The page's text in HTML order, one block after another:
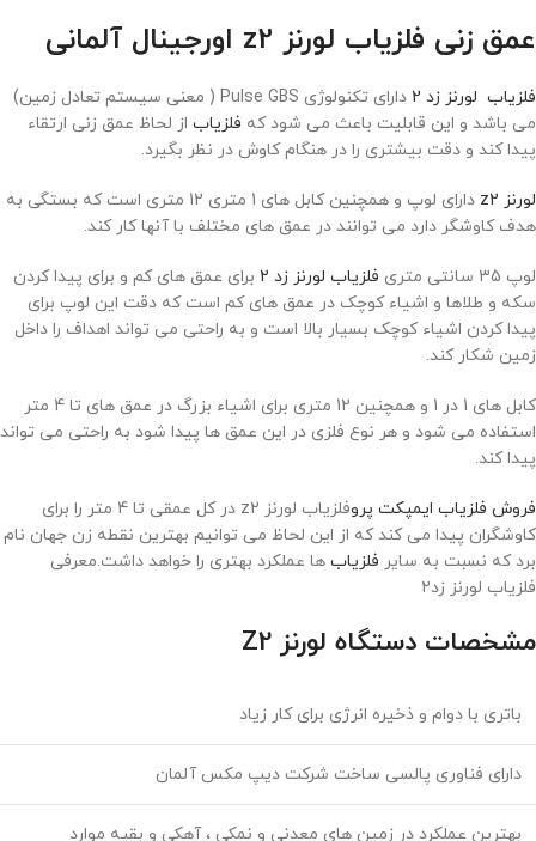
عمق زنی فلزیاب لورنز z2 اورجینال آلمانی
فلزیاب لورنز زد 2
دارای تکنولوژی Pulse GBS ( معنی سیستم تعادل زمین)
می باشد و این قابلیت باعث می شود که فلزیاب از لحاظ عمق زنی ارتقاء
پیدا کند و دقت بیشتری را در هنگام کاوش در نظر بگیرد.
لورنز z2
دارای لوپ و همچنین کابل های 1 متری 12 متری است که بستگی به
هدف کاوشگر دارد می توانند در عمق های مختلف با آنها کار کند.
لوپ 35 سانتی متری فلزیاب لورنز زد 2
برای عمق های کم و برای پیدا کردن
سکه و طلاها و اشیاء کوچک در عمق های کم است که دقت این لوپ برای
پیدا کردن اشیاء کوچک بسیار بالا است و به راحتی می تواند اهداف را داخل
زمین شکار کند.
کابل های 1 در 1 و همچنین 12 متری برای اشیاء بزرگ در عمق های تا 4 متر
استفاده می شود و هر نوع فلزی در این عمق ها پیدا شود به راحتی می تواند
پیدا کند.
فروش فلزیاب ایمپکت پرو
فلزیاب لورنز z2 در کل عمقی تا 4 متر را برای
کاوشگران پیدا می کند که از این لحاظ می توانیم بهترین نقطه زن جهان نام
برد که نسبت به سایر فلزیاب ها عملکرد بهتری را خواهد داشت.معرفی
فلزیاب لورنز زد۲
مشخصات دستگاه لورنز Z2
باتری با دوام و ذخیره انرژی برای کار زیاد
دارای فناوری پالسی ساخت شرکت دیپ مکس آلمان
بهترین عملکرد در زمین های معدنی و نمکی ، آهکی و بقیه موارد